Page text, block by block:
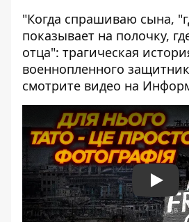
"Когда спрашиваю сына,
показывает на полочку,
отца": трагическая
военнопленного
смотрите видео на
Play